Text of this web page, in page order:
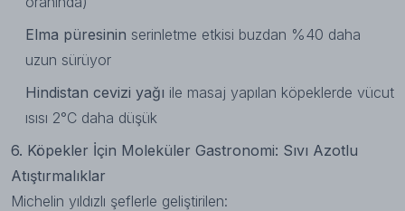
Elma püresinin serinletme etkisi buzdan %40 daha
uzun sürüyor
Hindistan cevizi yağı ile masaj yapılan köpeklerde vücut
ısısı 2°C daha düşük
6. Köpekler İçin Moleküler Gastronomi: Sıvı Azotlu
Atıştırmalıklar
Michelin yıldızlı şeflerle geliştirilen: